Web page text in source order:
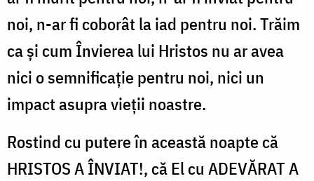
noi, n-ar fi coborât la iad pentru noi. Trăim
ca și cum Învierea lui Hristos nu ar avea
nici o semnificație pentru noi, nici un
impact asupra vieții noastre.
Rostind cu putere în această noapte că
HRISTOS A ÎNVIAT!, că El cu ADEVĂRAT A